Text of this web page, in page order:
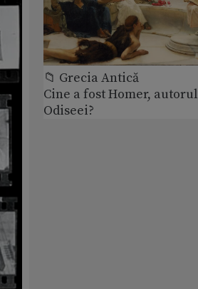
📁 Grecia Antică
Cine a fost Homer, autorul
Odiseei?